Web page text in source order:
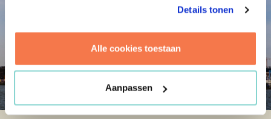
Details tonen
Alle cookies toestaan
Aanpassen